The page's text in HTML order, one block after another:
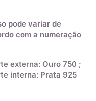
pode variar de
com a numeração
externa: Ouro 750 ;
interna: Prata 925